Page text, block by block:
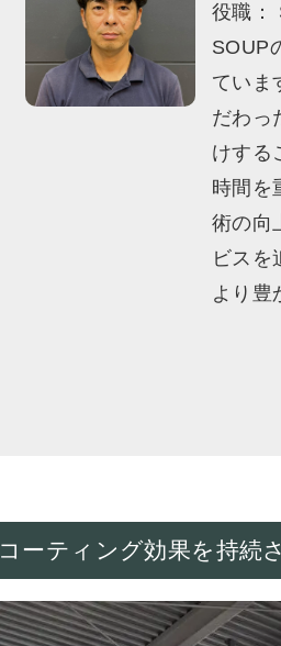
役職：
SOUP
ていま
だわっ
けする
時間を
術の向
ビスを
より豊
コーティング効果を持続